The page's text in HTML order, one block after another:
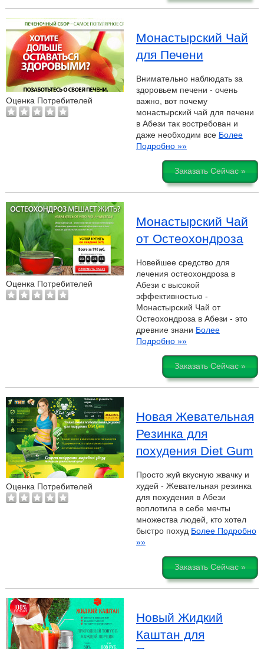
Оценка Потребителей
Монастырский Чай
для Печени
Внимательно наблюдать за
здоровьем печени - очень
важно, вот почему
монастырский чай для печени
в Абези так востребован и
даже необходим все Более
Подробно »»
Заказать Сейчас »
Оценка Потребителей
Монастырский Чай
от Остеохондроза
Новейшее средство для
лечения остеохондроза в
Абези с высокой
эффективностью -
Монастырский Чай от
Остеохондроза в Абези - это
древние знани Более
Подробно »»
Заказать Сейчас »
Оценка Потребителей
Новая Жевательная
Резинка для
похудения Diet Gum
Просто жуй вкусную жвачку и
худей - Жевательная резинка
для похудения в Абези
воплотила в себе мечты
множества людей, кто хотел
быстро похуд Более Подробно
»»
Заказать Сейчас »
Новый Жидкий
Каштан для